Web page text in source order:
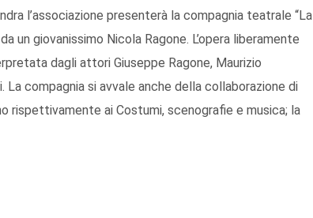
l’associazione presenterà la compagnia teatrale “La
un giovanissimo Nicola Ragone. L’opera liberamente
dagli attori Giuseppe Ragone, Maurizio
compagnia si avvale anche della collaborazione di
rispettivamente ai Costumi, scenografie e musica; la